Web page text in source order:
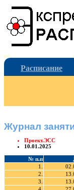
Расписание
Журнал
Проект.ЭСС
10.01.2025
№ п.п
1.
2.
3.